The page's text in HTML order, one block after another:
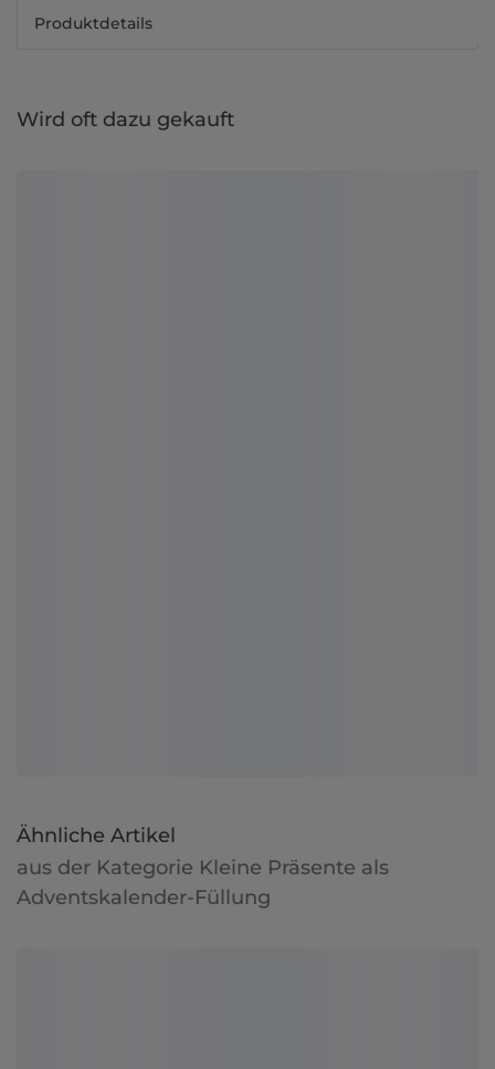
Produktdetails
Wird oft dazu gekauft
Ähnliche Artikel
aus der Kategorie Kleine Präsente als
Adventskalender-Füllung